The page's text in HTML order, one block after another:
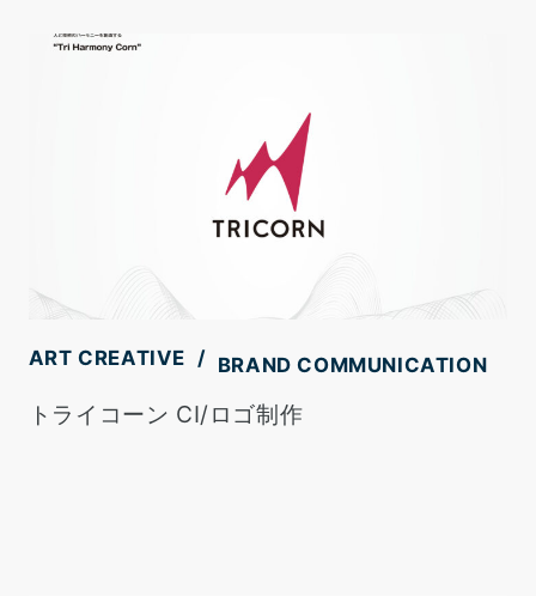
ART CREATIVE BRAND COMMUNICATION
トライコーン CI/ロゴ制作